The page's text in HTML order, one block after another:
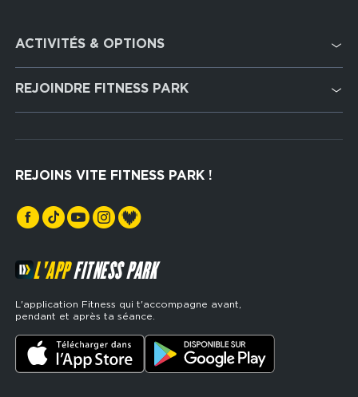
services
ACTIVITÉS & OPTIONS
Cardio Training
Musculation
Hyrox Zone
Cross Training
REJOINDRE FITNESS PARK
REJOINS VITE FITNESS PARK !
L'APPFITNESS PARK
L'application Fitness qui t'accompagne avant,
pendant et après ta séance.